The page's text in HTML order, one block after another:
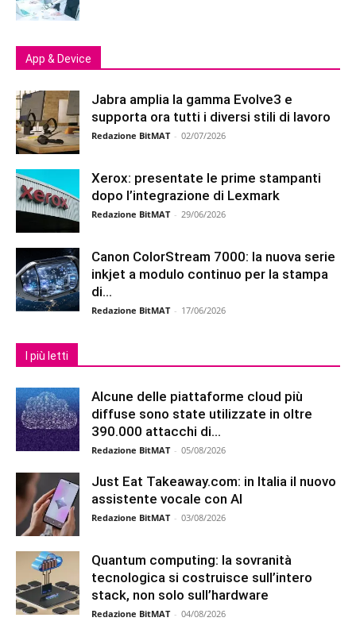
App & Device
Jabra amplia la gamma Evolve3 e
supporta ora tutti i diversi stili di lavoro
Redazione BitMAT - 02/07/2026
Xerox: presentate le prime stampanti
dopo l’integrazione di Lexmark
Redazione BitMAT - 29/06/2026
Canon ColorStream 7000: la nuova serie
inkjet a modulo continuo per la stampa
di...
Redazione BitMAT - 17/06/2026
I più letti
Alcune delle piattaforme cloud più
diffuse sono state utilizzate in oltre
390.000 attacchi di...
Redazione BitMAT - 05/08/2026
Just Eat Takeaway.com: in Italia il nuovo
assistente vocale con AI
Redazione BitMAT - 03/08/2026
Quantum computing: la sovranità
tecnologica si costruisce sull’intero
stack, non solo sull’hardware
Redazione BitMAT - 04/08/2026